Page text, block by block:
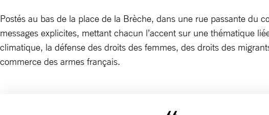
Postés au bas de la place de la Brèche, dans une rue passante du
messages explicites, mettant chacun l’accent sur une thématique
climatique, la défense des droits des femmes, des droits des
commerce des armes français.